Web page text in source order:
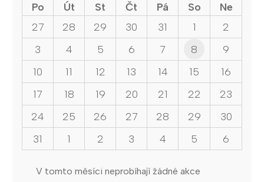
Po Út St Čt Pá So
Ne
27
28 29 30 31 1
2
3
4 5 6 7 8
9
10
11 12 13 14 15
16
17
18 19 20 21 22
23
24
25 26 27 28 29
30
31
1 2 3 4 5 6
V tomto měsíci neprobíhají žádné akce